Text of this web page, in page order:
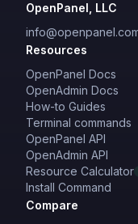
OpenPanel, LLC
Resources
OpenPanel Docs
OpenAdmin Docs
How-to Guides
Terminal commands
OpenPanel API
OpenAdmin API
Resource Calculator
Install Command
Compare